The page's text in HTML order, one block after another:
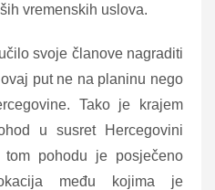
vremenskih uslova.
svoje članove nagraditi
put ne na planinu nego
Tako je krajem
u susret Hercegovini
pohodu je posječeno
među kojima je